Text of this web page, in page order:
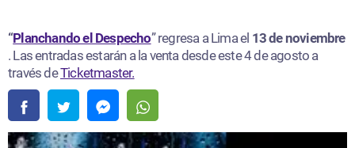
“Planchando el Despecho” regresa a Lima el 13 de noviembre
. Las entradas estarán a la venta desde este 4 de agosto a
través deTicketmaster.